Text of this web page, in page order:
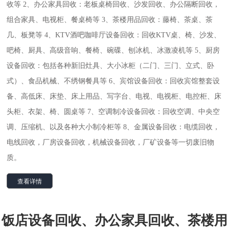
收等 2、办公家具回收：老板桌椅回收、沙发回收、办公隔断回收，
组合家具、电视柜、餐桌椅等 3、茶楼用品回收：藤椅、茶桌、茶
几、板凳等 4、KTV酒吧咖啡厅设备回收：回收KTV桌、椅、沙发、
吧椅、厨具、高级音响、餐椅、碗碟、刨冰机、冰激凌机等 5、厨房
设备回收：包括各种新旧灶具、大小冰柜（二门、三门、立式、卧
式）、食品机械、不绣钢餐具等 6、宾馆设备回收：回收宾馆整套设
备、高低床、床垫、床上用品、写字台、电视、电视柜、电控柜、床
头柜、衣架、椅、圆桌等 7、空调制冷设备回收：回收空调、中央空
调、压缩机、以及各种大小制冷柜等 8、金属设备回收：电缆回收，
电线回收，厂房设备回收，机械设备回收，厂矿设备等一切废旧物
质。
查看详情
饭店设备回收、办公家具回收、茶楼用